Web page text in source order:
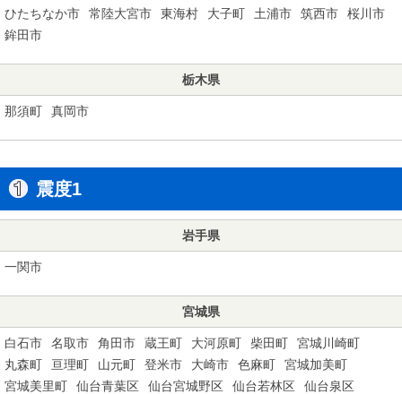
ひたちなか市
常陸大宮市 東海村 大子町 土浦市 筑西市
桜川市
鉾田市
栃木県
那須町 真岡市
震度1
岩手県
一関市
宮城県
白石市 名取市 角田市 蔵王町 大河原町 柴田町
宮城川崎町
丸森町
亘理町 山元町 登米市 大崎市 色麻町
宮城加美町
宮城美里町
仙台青葉区 仙台宮城野区 仙台若林区
仙台泉区